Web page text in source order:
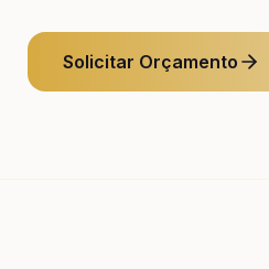
Solicitar Orçamento